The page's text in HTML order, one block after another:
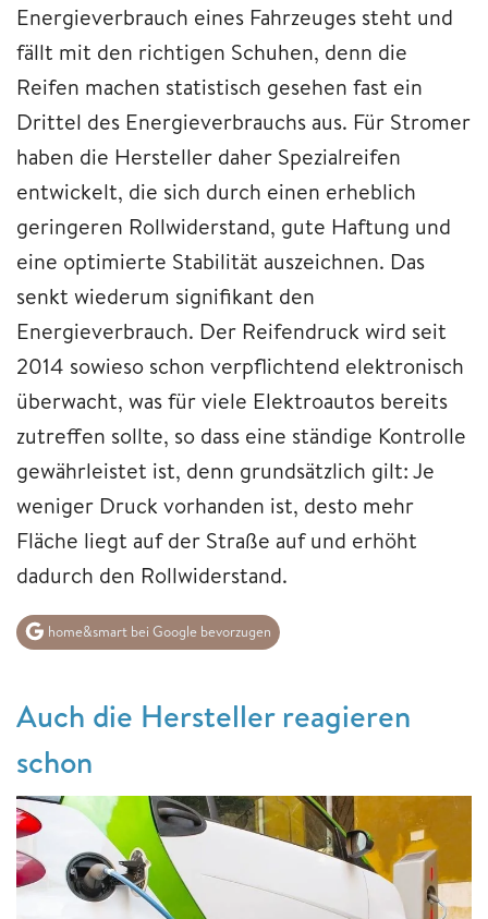
Energieverbrauch eines Fahrzeuges steht und
fällt mit den richtigen Schuhen, denn die
Reifen machen statistisch gesehen fast ein
Drittel des Energieverbrauchs aus. Für Stromer
haben die Hersteller daher Spezialreifen
entwickelt, die sich durch einen erheblich
geringeren Rollwiderstand, gute Haftung und
eine optimierte Stabilität auszeichnen. Das
senkt wiederum signifikant den
Energieverbrauch. Der Reifendruck wird seit
2014 sowieso schon verpflichtend elektronisch
überwacht, was für viele Elektroautos bereits
zutreffen sollte, so dass eine ständige Kontrolle
gewährleistet ist, denn grundsätzlich gilt: Je
weniger Druck vorhanden ist, desto mehr
Fläche liegt auf der Straße auf und erhöht
dadurch den Rollwiderstand.
home&smart bei Google bevorzugen
Auch die Hersteller reagieren
schon